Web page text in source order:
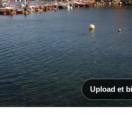
Upload et